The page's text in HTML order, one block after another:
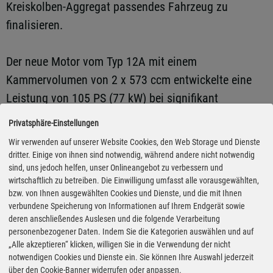
Kreiskolben-Aggregat passendes Fahrzeug zu
finalisieren.
Der neue Motor vom Typ 12A mit einem
Kammervolumen von 2 x 573 ccm entwickelte eine
Leistung von 105 PS (77 kW) bei signifikant
niedrigeren Verbrauchs- und Emissionswerten. Dafür
wurden die Brennraumvertiefungen im Rotor statt in
der bisher üblichen Trapezform in einer
tropfenähnlichen Form ausgebildet und das
Abgassystem um eine neuartige Nachverbrennung
ergänzt. Integriert wurde dieser flach bauende
Kreiskolben-Motor in ein aerodynamisches
Sportcoupé mit markanten Klappscheinwerfern, denn
hier konnte das Triebwerk seine Vorteile optimal
Privatsphäre-Einstellungen
Wir verwenden auf unserer Website Cookies, den Web Storage und Dienste
dritter. Einige von ihnen sind notwendig, während andere nicht notwendig
sind, uns jedoch helfen, unser Onlineangebot zu verbessern und
wirtschaftlich zu betreiben. Die Einwilligung umfasst alle vorausgewählten,
bzw. von Ihnen ausgewählten Cookies und Dienste, und die mit Ihnen
verbundene Speicherung von Informationen auf Ihrem Endgerät sowie
deren anschließendes Auslesen und die folgende Verarbeitung
personenbezogener Daten. Indem Sie die Kategorien auswählen und auf
„Alle akzeptieren“ klicken, willigen Sie in die Verwendung der nicht
notwendigen Cookies und Dienste ein. Sie können Ihre Auswahl jederzeit
über den Cookie-Banner widerrufen oder anpassen.